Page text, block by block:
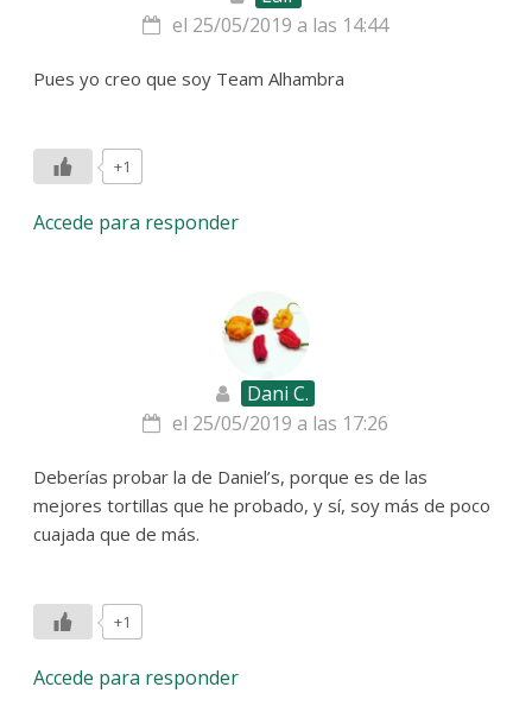
el 25/05/2019 a las 14:44
Pues yo creo que soy Team Alhambra
+1
Accede para responder
Dani C.
el 25/05/2019 a las 17:26
Deberías probar la de Daniel’s, porque es de las
mejores tortillas que he probado, y sí, soy más de poco
cuajada que de más.
+1
Accede para responder